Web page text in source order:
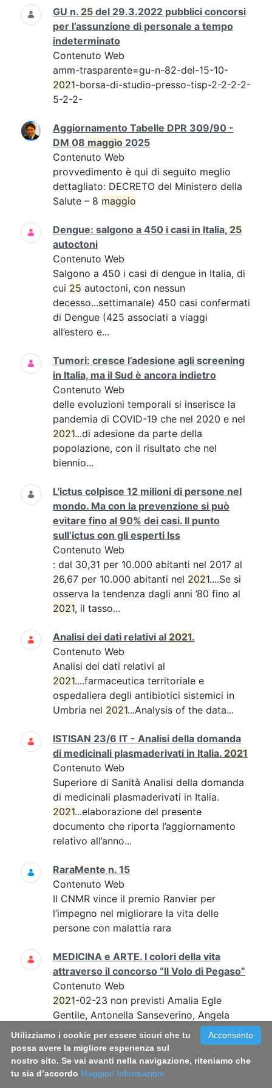
GU n. 25 del 29.3.2022 pubblici concorsi
per l’assunzione di personale a tempo
indeterminato
Contenuto Web
amm-trasparente=gu-n-82-del-15-10-
2021-borsa-di-studio-presso-tisp-2-2-2-2-
5-2-2-
Aggiornamento Tabelle DPR 309/90 -
DM 08 maggio 2025
Contenuto Web
provvedimento è qui di seguito meglio
dettagliato: DECRETO del Ministero della
Salute – 8 maggio
Dengue: salgono a 450 i casi in Italia, 25
autoctoni
Contenuto Web
Salgono a 450 i casi di dengue in Italia, di
cui 25 autoctoni, con nessun
decesso...settimanale) 450 casi confermati
di Dengue (425 associati a viaggi
all’estero e...
Tumori: cresce l’adesione agli screening
in Italia, ma il Sud è ancora indietro
Contenuto Web
delle evoluzioni temporali si inserisce la
pandemia di COVID-19 che nel 2020 e nel
2021...di adesione da parte della
popolazione, con il risultato che nel
biennio...
L'ictus colpisce 12 milioni di persone nel
mondo. Ma con la prevenzione si può
evitare fino al 90% dei casi. Il punto
sull’ictus con gli esperti Iss
Contenuto Web
: dal 30,31 per 10.000 abitanti nel 2017 al
26,67 per 10.000 abitanti nel 2021....Se si
osserva la tendenza dagli anni ’80 fino al
2021, il tasso...
Analisi dei dati relativi al 2021.
Contenuto Web
Analisi dei dati relativi al
2021....farmaceutica territoriale e
ospedaliera degli antibiotici sistemici in
Umbria nel 2021...Analysis of the data...
ISTISAN 23/6 IT - Analisi della domanda
di medicinali plasmaderivati in Italia. 2021
Contenuto Web
Superiore di Sanità Analisi della domanda
di medicinali plasmaderivati in Italia.
2021...elaborazione del presente
documento che riporta l’aggiornamento
relativo all’anno...
RaraMente n. 15
Contenuto Web
Il CNMR vince il premio Ranvier per
l’impegno nel migliorare la vita delle
persone con malattia rara
MEDICINA e ARTE. I colori della vita
attraverso il concorso “Il Volo di Pegaso”
Contenuto Web
2021-02-23 non previsti Amalia Egle
Gentile, Antonella Sanseverino, Angela
Ruocco...angela.ruocco@iss.it; l'evento si
svolgerà in streaming 0649904420
120D21-R non prevista...
Acconsento
Utilizziamo i cookie per essere sicuri che tu
possa avere la migliore esperienza sul
nostro sito. Se vai avanti nella navigazione, riteniamo che
tu sia d’accordo Maggiori Informazioni